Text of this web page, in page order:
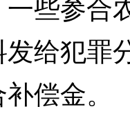
给犯罪
偿金。